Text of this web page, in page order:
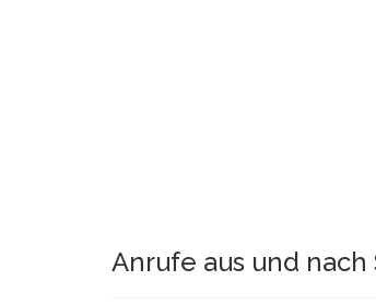
Anrufe aus und